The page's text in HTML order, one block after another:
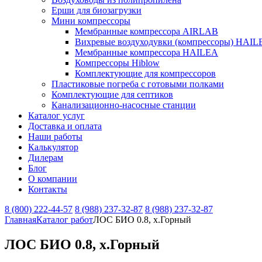
Ерши для биозагрузки
Мини компрессоры
Мембранные компрессора AIRLAB
Вихревые воздуходувки (компрессоры)
Мембранные компрессора HAILEA
Компрессоры Hiblow
Комплектующие для компрессоров
Пластиковые погреба с готовыми полками
Комплектующие для септиков
Канализационно-насосные станции
Каталог услуг
Доставка и оплата
Наши работы
Калькулятор
Дилерам
Блог
О компании
Контакты
8 (800) 222-44-57 8 (988) 237-32-87 8 (988) 237-32-87
ГлавнаяКаталог работЛОС БИО 0.8, х.Горный
ЛОС БИО 0.8, х.Горный